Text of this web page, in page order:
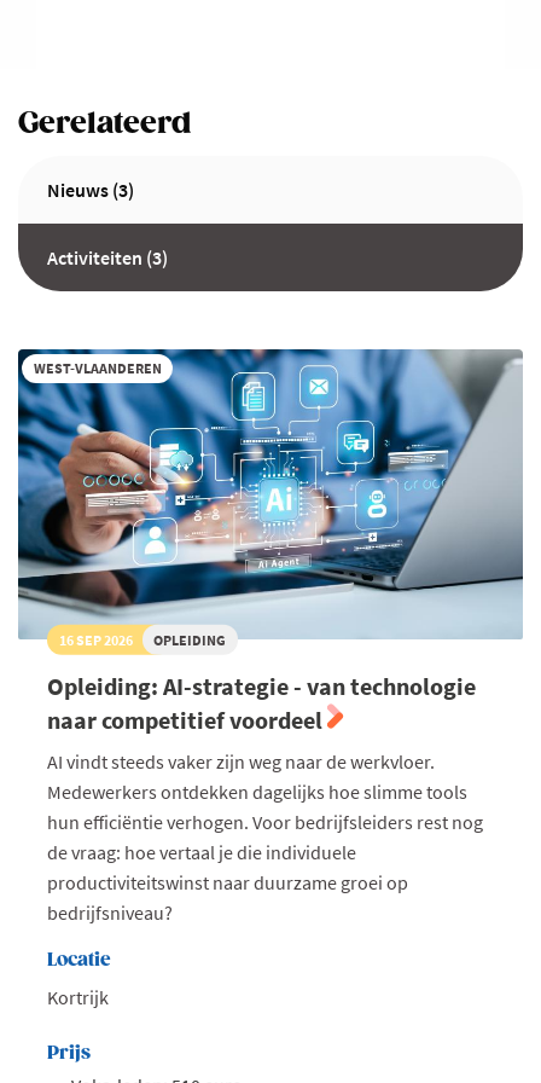
Gerelateerd
Nieuws (3)
Activiteiten (3)
WEST-VLAANDEREN
16 SEP 2026 OPLEIDING
Opleiding: AI-strategie - van technologie
naar competitief voordeel
AI vindt steeds vaker zijn weg naar de werkvloer.
Medewerkers ontdekken dagelijks hoe slimme tools
hun efficiëntie verhogen. Voor bedrijfsleiders rest nog
de vraag: hoe vertaal je die individuele
productiviteitswinst naar duurzame groei op
bedrijfsniveau?
Locatie
Kortrijk
Prijs